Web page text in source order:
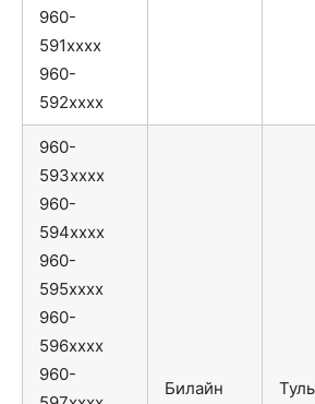
960-
591xxxx
960-
592xxxx
960-
593xxxx
960-
594xxxx
960-
595xxxx
960-
596xxxx
960-
Билайн